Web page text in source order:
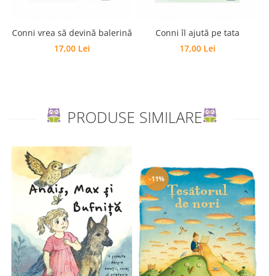
Conni vrea să devină balerină
17,00 Lei
Conni îl ajută pe tata
17,00 Lei
PRODUSE SIMILARE
-11%